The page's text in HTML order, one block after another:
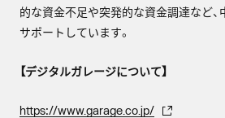
的な資金不足や突発的な資金調達など
サポートしています。
【デジタルガレージについて】
https://www.garage.co.jp/